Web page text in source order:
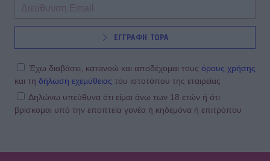
SHOWBIZ
Λένα Παπαληγούρα για Άκη Πάντο:
απ’ ό,τι είχα φανταστεί»
SHOWBIZ
ΕΓΓΡΑΦΗ ΤΩΡΑ
Έχω διαβάσει, κατανοώ και αποδέχομαι τους όρους χρήσης
και τη δήλωση εχεμύθειας του ιστοτόπου της εταιρείας
Δηλώνω υπεύθυνα ότι είμαι άνω των 18 ετών ή ότι
βρίσκομαι υπό την εποπτεία γονέα ή κηδεμόνα ή επιτρόπου